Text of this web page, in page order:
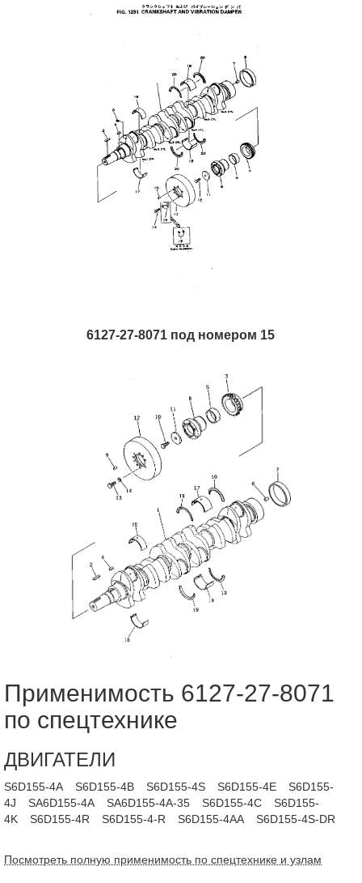
6127-27-8071 под номером 15
Применимость 6127-27-8071
по спецтехнике
ДВИГАТЕЛИ
S6D155-4A S6D155-4B S6D155-4S S6D155-4E
S6D155-
4J
SA6D155-4A SA6D155-4A-35 S6D155-4C
S6D155-
4K
S6D155-4R S6D155-4-R S6D155-4AA S6D155-4S-DR
Посмотреть полную применимость по спецтехнике и узлам